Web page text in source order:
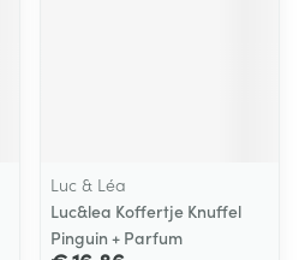
Luc & Léa
Luc&lea Koffertje Knuffel
Pinguin + Parfum